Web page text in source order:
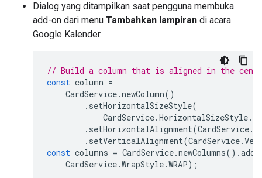
Dialog yang ditampilkan saat pengguna membuka
add-on dari menu Tambahkan lampiran di acara
Google Kalender.
// Build a column that is aligned in the
const column =
CardService.newColumn()
. setHorizontalSizeStyle(
CardService.HorizontalSizeStyle.
. setHorizontalAlignment(CardService.
. setVerticalAlignment(CardService.
const columns = CardService.newColumns().
CardService.WrapStyle.WRAP);